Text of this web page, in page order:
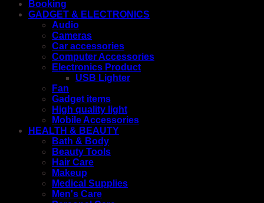
Booking
GADGET & ELECTRONICS
Audio
Cameras
Car accessories
Computer Accessories
Electronics Product
USB Lighter
Fan
Gadget items
High quality light
Mobile Accessories
HEALTH & BEAUTY
Bath & Body
Beauty Tools
Hair Care
Makeup
Medical Supplies
Men's Care